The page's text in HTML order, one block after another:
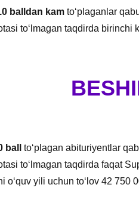
balldan kam toʻplaganlar
toʻlmagan taqdirda birinchi
toʻplagan abituriyentlar
toʻlmagan taqdirda faqat
o‘quv yili uchun to‘lov 42 750